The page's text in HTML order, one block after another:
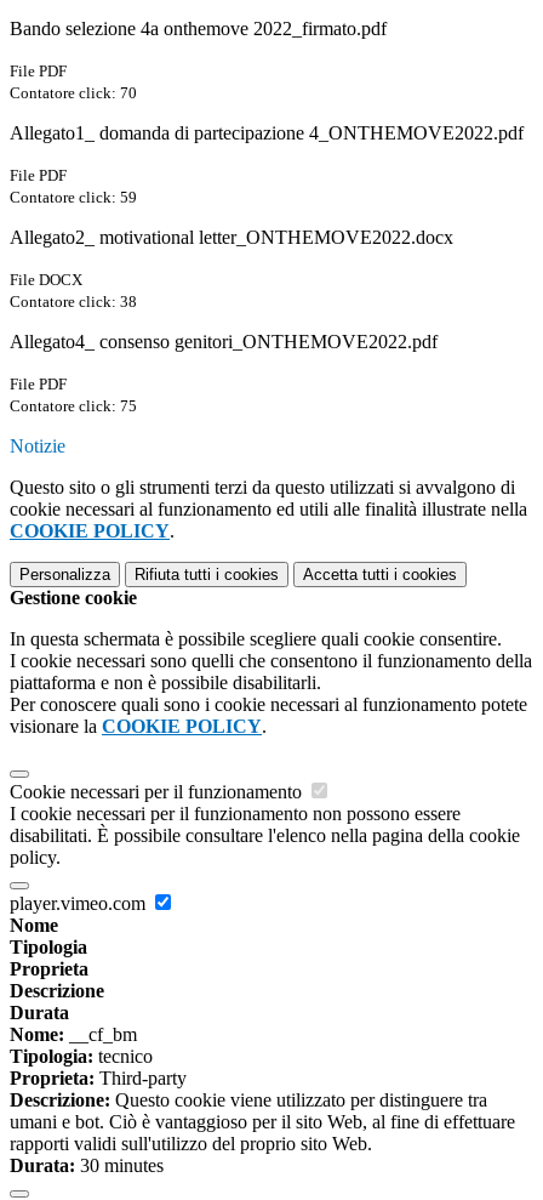
Bando selezione 4a onthemove 2022_firmato.pdf
File PDF
Contatore click: 70
Allegato1_ domanda di partecipazione 4_ONTHEMOVE2022.pdf
File PDF
Contatore click: 59
Allegato2_ motivational letter_ONTHEMOVE2022.docx
File DOCX
Contatore click: 38
Allegato4_ consenso genitori_ONTHEMOVE2022.pdf
File PDF
Contatore click: 75
Notizie
Questo sito o gli strumenti terzi da questo utilizzati si avvalgono di
cookie necessari al funzionamento ed utili alle finalità illustrate nella
COOKIE POLICY.
Personalizza Rifiuta tutti i cookies Accetta tutti i cookies
Gestione cookie
In questa schermata è possibile scegliere quali cookie consentire.
I cookie necessari sono quelli che consentono il funzionamento della
piattaforma e non è possibile disabilitarli.
Per conoscere quali sono i cookie necessari al funzionamento potete
visionare la COOKIE POLICY.
Cookie necessari per il funzionamento
I cookie necessari per il funzionamento non possono essere
disabilitati. È possibile consultare l'elenco nella pagina della cookie
policy.
player.vimeo.com
Nome
Tipologia
Proprieta
Descrizione
Durata
Nome: __cf_bm
Tipologia: tecnico
Proprieta: Third-party
Descrizione: Questo cookie viene utilizzato per distinguere tra
umani e bot. Ciò è vantaggioso per il sito Web, al fine di effettuare
rapporti validi sull'utilizzo del proprio sito Web.
Durata: 30 minutes